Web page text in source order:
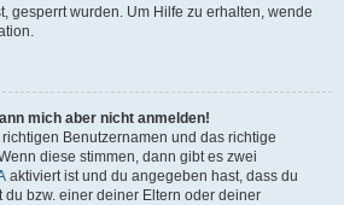
gesperrt wurden. Um Hilfe zu erhalten, wende
mich aber nicht anmelden!
Benutzernamen und das richtige
diese stimmen, dann gibt es zwei
aktiviert ist und du angegeben hast, dass du
du bzw. einer deiner Eltern oder deiner